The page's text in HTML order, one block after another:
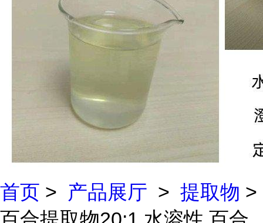
首页 > 产品展厅 > 提取物 >